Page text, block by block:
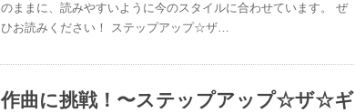
のままに、読みやすいように今のスタイルに合わせています。 ぜ
ひお読みください！ ステップアップ☆ザ…
作曲に挑戦！〜ステップアップ☆ザ☆ギ